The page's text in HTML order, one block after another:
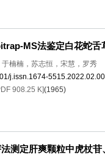
MS法鉴定白花蛇舌
楠楠，苏志恒，宋慧，罗秀
j.issn.1674-
908.25 K](1965)
测定肝爽颗粒中虎杖